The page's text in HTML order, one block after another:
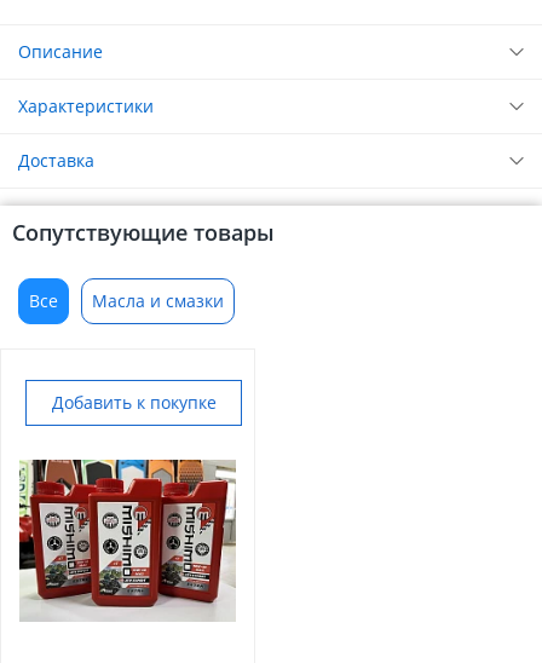
Описание
Характеристики
Доставка
Сопутствующие товары
Все Масла и смазки
Добавить к покупке